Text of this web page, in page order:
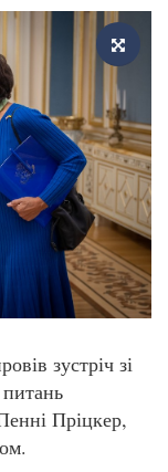
зустріч зі
Пріцкер,